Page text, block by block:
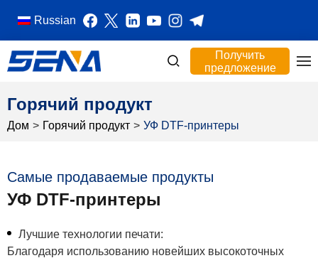
Russian
Получить
предложение
Горячий продукт
Дом > Горячий продукт > УФ DTF-принтеры
Самые продаваемые продукты
УФ DTF-принтеры
Лучшие технологии печати:
Благодаря использованию новейших высокоточных